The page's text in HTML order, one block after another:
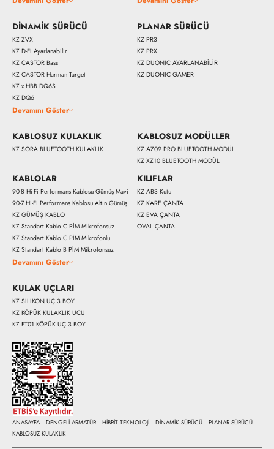
DİNAMİK SÜRÜCÜ
KZ ZVX
KZ D-Fİ Ayarlanabilir
KZ CASTOR Bass
KZ CASTOR Harman Target
KZ x HBB DQ6S
KZ DQ6
Devamını Göster
PLANAR SÜRÜCÜ
KZ PR3
KZ PRX
KZ DUONIC AYARLANABİLİR
KZ DUONIC GAMER
KABLOSUZ KULAKLIK
KZ SORA BLUETOOTH KULAKLIK
KABLOSUZ MODÜLLER
KZ AZ09 PRO BLUETOOTH MODÜL
KZ XZ10 BLUETOOTH MODÜL
KABLOLAR
90-8 Hi-Fi Performans Kablosu Gümüş Mavi
90-7 Hi-Fi Performans Kablosu Altın Gümüş
KZ GÜMÜŞ KABLO
KZ Standart Kablo C PİM Mikrofonsuz
KZ Standart Kablo C PİM Mikrofonlu
KZ Standart Kablo B PİM Mikrofonsuz
Devamını Göster
KILIFLAR
KZ ABS Kutu
KZ KARE ÇANTA
KZ EVA ÇANTA
OVAL ÇANTA
KULAK UÇLARI
KZ SİLİKON UÇ 3 BOY
KZ KÖPÜK KULAKLIK UCU
KZ FT01 KÖPÜK UÇ 3 BOY
ANASAYFA DENGELİ ARMATÜR HİBRİT TEKNOLOJİ DİNAMİK SÜRÜCÜ
PLANAR SÜRÜCÜ
KABLOSUZ KULAKLIK